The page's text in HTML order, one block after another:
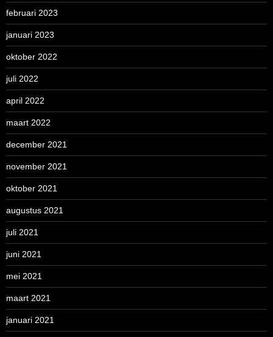
februari 2023
januari 2023
oktober 2022
juli 2022
april 2022
maart 2022
december 2021
november 2021
oktober 2021
augustus 2021
juli 2021
juni 2021
mei 2021
maart 2021
januari 2021